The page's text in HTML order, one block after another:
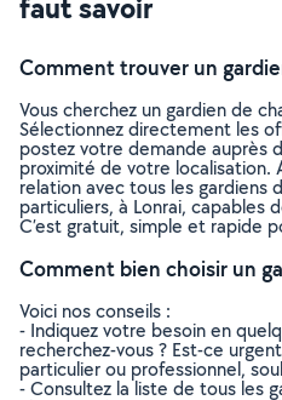
Comment trouver un
Vous cherchez un gardien de
Sélectionnez directement les
postez votre demande auprès
proximité de votre localisation.
relation avec tous les gardiens
particuliers, à Lonrai, capables
C’est gratuit, simple et rapide
Comment bien choisir un
Voici nos conseils :
- Indiquez votre besoin en
recherchez-vous ? Est-ce
particulier ou professionnel,
- Consultez la liste de tous les